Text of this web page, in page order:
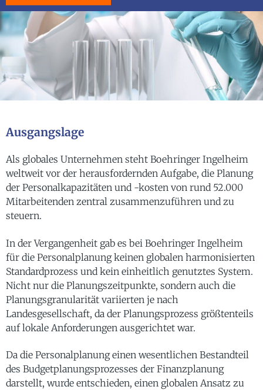
Ausgangslage
Als globales Unternehmen steht Boehringer Ingelheim
weltweit vor der herausfordernden Aufgabe, die Planung
der Personalkapazitäten und -kosten von rund 52.000
Mitarbeitenden zentral zusammenzuführen und zu
steuern.
In der Vergangenheit gab es bei Boehringer Ingelheim
für die Personalplanung keinen globalen harmonisierten
Standardprozess und kein einheitlich genutztes System.
Nicht nur die Planungszeitpunkte, sondern auch die
Planungsgranularität variierten je nach
Landesgesellschaft, da der Planungsprozess größtenteils
auf lokale Anforderungen ausgerichtet war.
Da die Personalplanung einen wesentlichen Bestandteil
des Budgetplanungsprozesses der Finanzplanung
darstellt, wurde entschieden, einen globalen Ansatz zu